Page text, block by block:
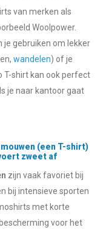
van merken als
Woolpower.
gebruiken om lekker
wandelen) of je
T-shirt kan ook perfect
je naar kantoor gaat
(een T-shirt)
zweet af
zijn vaak favoriet bij
bij intensieve sporten
met korte
voor het